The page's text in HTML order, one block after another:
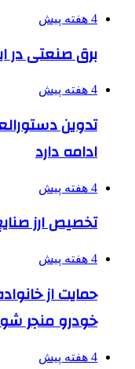
4 هفته پیش
برق صنعتی در ایران ۱۵ برابر گران‌تر
4 هفته پیش
تدوین
ادامه دارد
4 هفته پیش
تخصیص ارز
4 هفته پیش
حمایت از
خودرو منجر
4 هفته پیش